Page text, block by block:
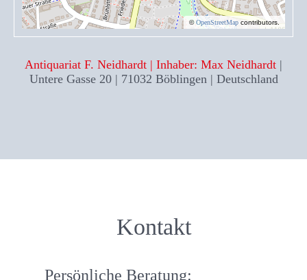
©OpenStreetMap contributors.
Antiquariat F. Neidhardt | Inhaber: Max Neidhardt |
Untere Gasse 20 | 71032 Böblingen | Deutschland
Kontakt
Persönliche Beratung: